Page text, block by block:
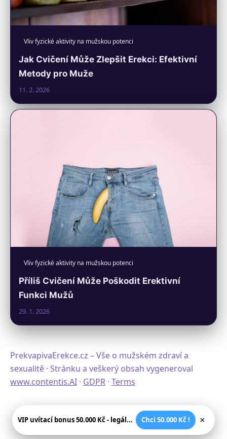
Vliv fyzické aktivity na mužskou potenci
Jak Cvičení Může Zlepšit Erekci: Efektivní
Metody pro Muže
11. 2. 2026
Vliv fyzické aktivity na mužskou potenci
Příliš Cvičení Může Poškodit Erektivní
Funkci Mužů
29. 1. 2026
PrekvapivaErekce.cz – Vše o mužském zdraví a
sexualitě · Stránku a veškerý obsah vygeneroval
www.contentis.AI · GDPR · Terms
VIP uvítací bonus 50.000 Kč - legální české kasíno Chci 50.000 Kč ! ×